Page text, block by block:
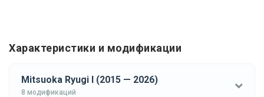
Характеристики и модификации
Mitsuoka Ryugi I (2015 — 2026)
8 модификаций